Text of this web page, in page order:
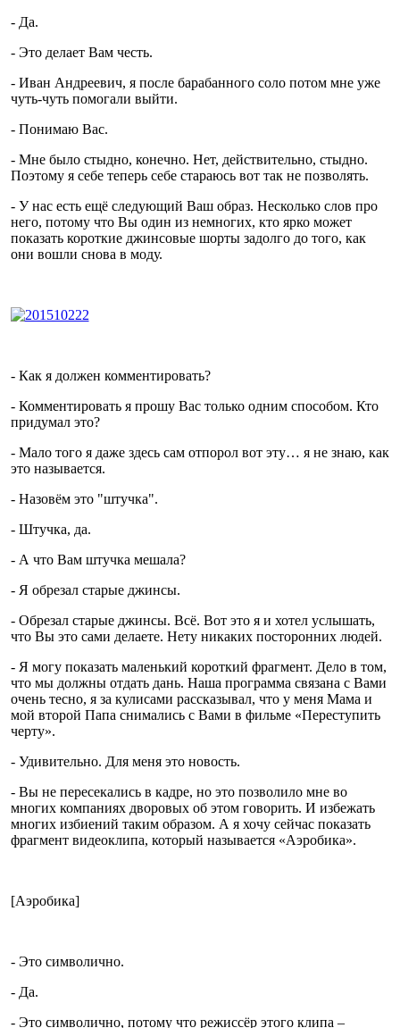
- Да.
- Это делает Вам честь.
- Иван Андреевич, я после барабанного соло потом мне уже
чуть-чуть помогали выйти.
- Понимаю Вас.
- Мне было стыдно, конечно. Нет, действительно, стыдно.
Поэтому я себе теперь себе стараюсь вот так не позволять.
- У нас есть ещё следующий Ваш образ. Несколько слов про
него, потому что Вы один из немногих, кто ярко может
показать короткие джинсовые шорты задолго до того, как
они вошли снова в моду.
- Как я должен комментировать?
- Комментировать я прошу Вас только одним способом. Кто
придумал это?
- Мало того я даже здесь сам отпорол вот эту… я не знаю, как
это называется.
- Назовём это "штучка".
- Штучка, да.
- А что Вам штучка мешала?
- Я обрезал старые джинсы.
- Обрезал старые джинсы. Всё. Вот это я и хотел услышать,
что Вы это сами делаете. Нету никаких посторонних людей.
- Я могу показать маленький короткий фрагмент. Дело в том,
что мы должны отдать дань. Наша программа связана с Вами
очень тесно, я за кулисами рассказывал, что у меня Мама и
мой второй Папа снимались с Вами в фильме «Переступить
черту».
- Удивительно. Для меня это новость.
- Вы не пересекались в кадре, но это позволило мне во
многих компаниях дворовых об этом говорить. И избежать
многих избиений таким образом. А я хочу сейчас показать
фрагмент видеоклипа, который называется «Аэробика».
[Аэробика]
- Это символично.
- Да.
- Это символично, потому что режиссёр этого клипа –